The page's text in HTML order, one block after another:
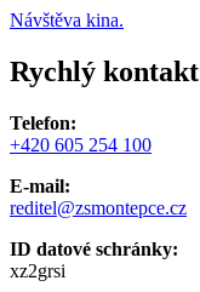
Návštěva kina.
Rychlý kontakt
Telefon:
+420 605 254 100
E-mail:
reditel@zsmontepce.cz
ID datové schránky:
xz2grsi